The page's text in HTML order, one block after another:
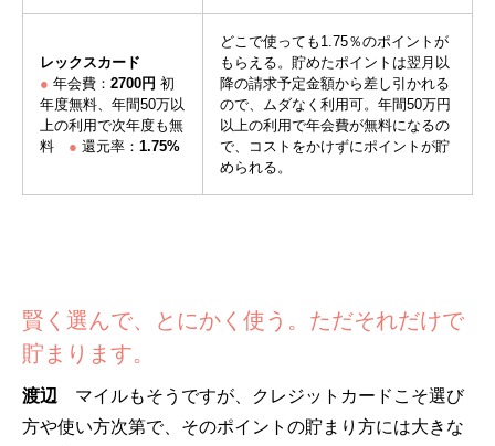
レックスカード
● 年会費： 2700円 初
年度無料、年間50万以
上の利用で次年度も無
料 ● 還元率： 1.75%
どこで使っても1.75％のポイントが
もらえる。貯めたポイントは翌月以
降の請求予定金額から差し引かれる
ので、ムダなく利用可。年間50万円
以上の利用で年会費が無料になるの
で、コストをかけずにポイントが貯
められる。
賢く選んで、とにかく使う。ただそれだけで
貯まります。
渡辺 マイルもそうですが、クレジットカードこそ選び
方や使い方次第で、そのポイントの貯まり方には大きな